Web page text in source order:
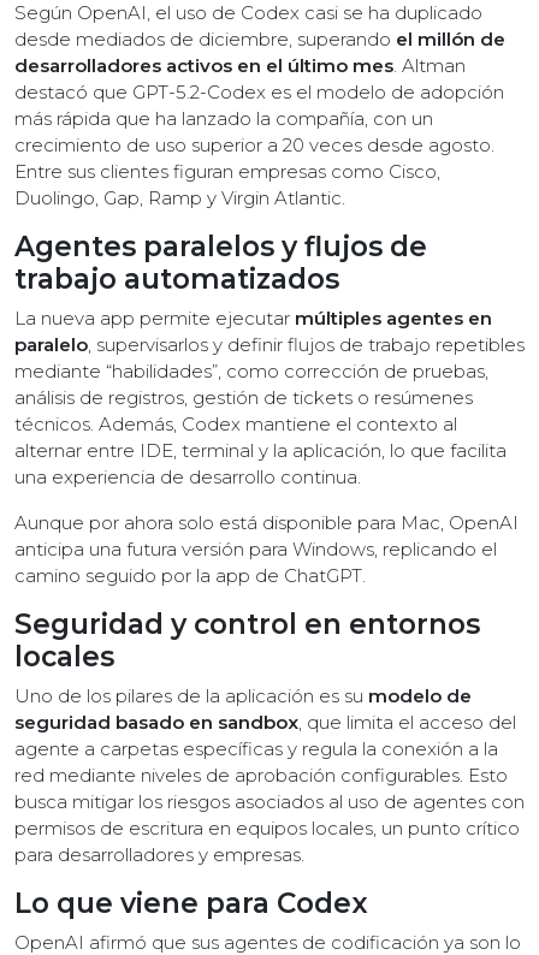
Según OpenAI, el uso de Codex casi se ha duplicado
desde mediados de diciembre, superando el millón de
desarrolladores activos en el último mes. Altman
destacó que GPT-5.2-Codex es el modelo de adopción
más rápida que ha lanzado la compañía, con un
crecimiento de uso superior a 20 veces desde agosto.
Entre sus clientes figuran empresas como Cisco,
Duolingo, Gap, Ramp y Virgin Atlantic.
Agentes paralelos y flujos de
trabajo automatizados
La nueva app permite ejecutar múltiples agentes en
paralelo, supervisarlos y definir flujos de trabajo repetibles
mediante “habilidades”, como corrección de pruebas,
análisis de registros, gestión de tickets o resúmenes
técnicos. Además, Codex mantiene el contexto al
alternar entre IDE, terminal y la aplicación, lo que facilita
una experiencia de desarrollo continua.
Aunque por ahora solo está disponible para Mac, OpenAI
anticipa una futura versión para Windows, replicando el
camino seguido por la app de ChatGPT.
Seguridad y control en entornos
locales
Uno de los pilares de la aplicación es su modelo de
seguridad basado en sandbox, que limita el acceso del
agente a carpetas específicas y regula la conexión a la
red mediante niveles de aprobación configurables. Esto
busca mitigar los riesgos asociados al uso de agentes con
permisos de escritura en equipos locales, un punto crítico
para desarrolladores y empresas.
Lo que viene para Codex
OpenAI afirmó que sus agentes de codificación ya son lo